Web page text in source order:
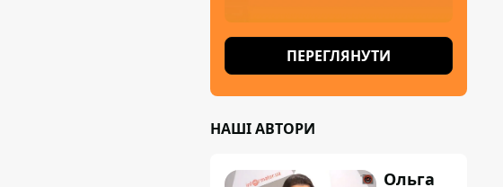
ПЕРЕГЛЯНУТИ
НАШІ АВТОРИ
Ольга